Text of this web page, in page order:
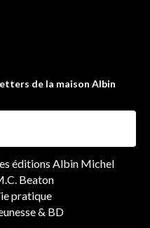
de la maison Albin
éditions Albin Michel
Beaton
pratique
& BD